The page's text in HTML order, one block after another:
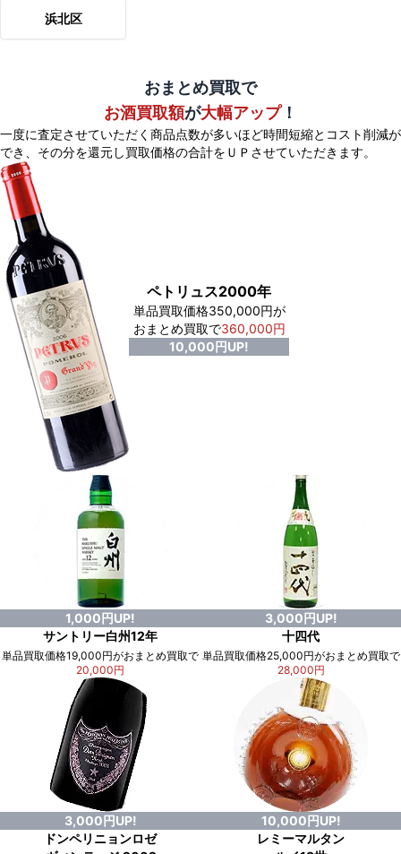
浜北区
おまとめ買取で
お酒買取額が大幅アップ！
一度に査定させていただく商品点数が多いほど時間短縮とコスト削減が
でき、 その分を還元し買取価格の合計をＵＰさせていただきます。
ペトリュス2000年
単品買取価格350,000円が
おまとめ買取で360,000円
10,000円UP!
1,000円UP!
サントリー白州12年
単品買取価格19,000円がおまとめ買取で
20,000円
3,000円UP!
十四代
単品買取価格25,000円がおまとめ買取で
28,000円
3,000円UP!
ドンペリニョンロゼ
10,000円UP!
レミーマルタン